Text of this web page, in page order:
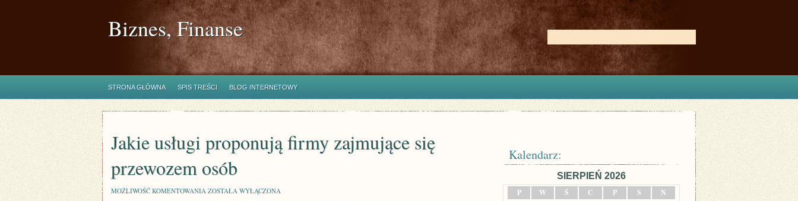
Biznes, Finanse
STRONA GŁÓWNA SPIS TREŚCI BLOG INTERNETOWY
Jakie usługi proponują firmy zajmujące się
przewozem osób
MOŻLIWOŚĆ KOMENTOWANIA JAKIE
ZOSTAŁA WYŁĄCZONA
Kalendarz:
SIERPIEŃ 2026
P
W Ś C P S N